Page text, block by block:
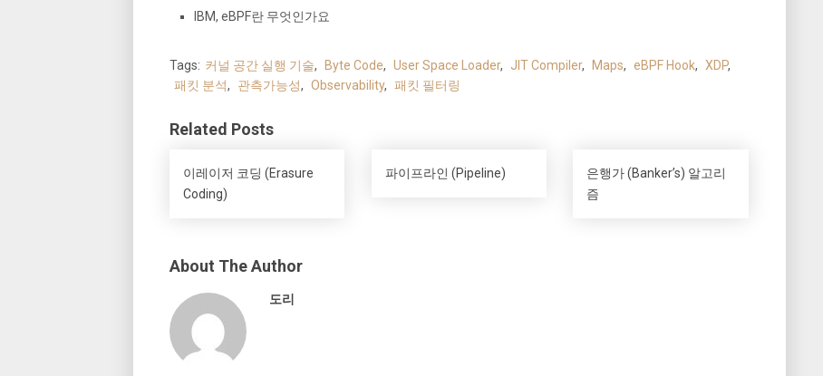
IBM, eBPF란 무엇인가요
Tags: 커널 공간 실행 기술, Byte Code, User Space Loader, JIT Compiler, Maps, eBPF Hook, XDP,
패킷 분석, 관측가능성, Observability, 패킷 필터링
Related Posts
이레이저 코딩 (Erasure
Coding)
파이프라인 (Pipeline)
은행가 (Banker’s) 알고리
즘
About The Author
도리